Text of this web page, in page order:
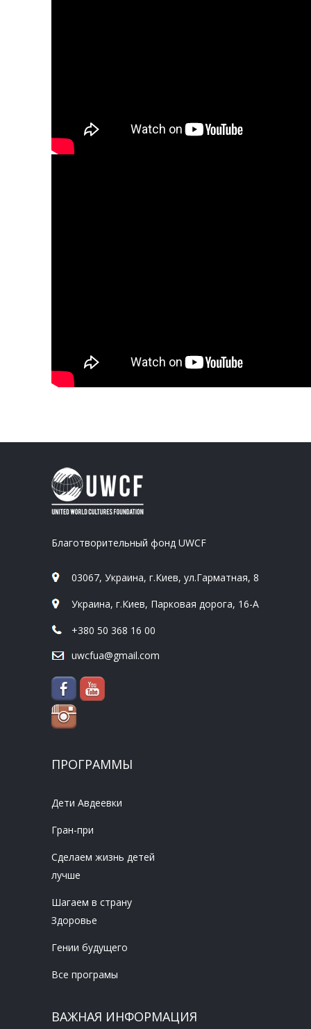
Благотворительный фонд UWCF
03067, Украина, г.Киев, ул.Гарматная, 8
Украина, г.Киев, Парковая дорога, 16-А
+380 50 368 16 00
uwcfua@gmail.com
ПРОГРАММЫ
Дети Авдеевки
Гран-при
Сделаем жизнь детей
лучше
Шагаем в страну
Здоровье
Гении будущего
Все програмы
ВАЖНАЯ ИНФОРМАЦИЯ